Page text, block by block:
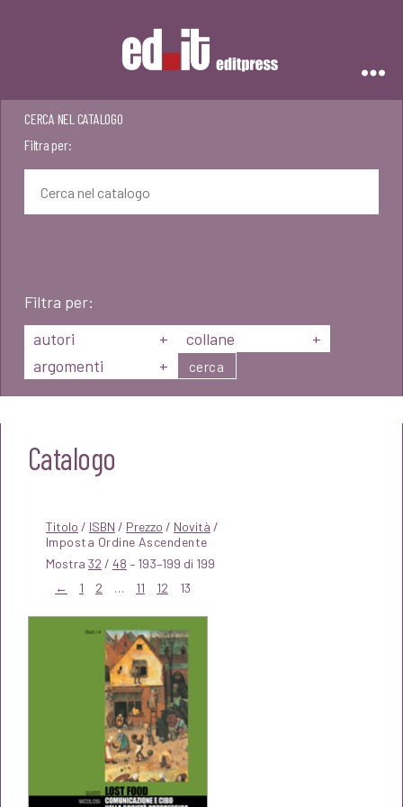
CERCA NEL CATALOGO
Filtra per:
Filtra per:
autori
+ collane
+
argomenti
+ cerca
Catalogo
Titolo / ISBN / Prezzo / Novità /
Mostra 32 / 48 – 193–199 di 199
←
1 2 … 11 12 13